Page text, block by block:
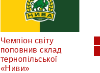
Чемпіон світу
поповнив склад
тернопільської
«Ниви»